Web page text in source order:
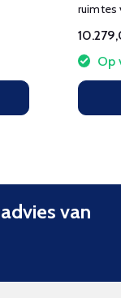
ruimtes
Op
van